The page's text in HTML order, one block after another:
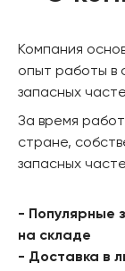
Компания
опыт работы в
запасных
За время
стране,
запасных
- Популярные
на складе
- Доставка в